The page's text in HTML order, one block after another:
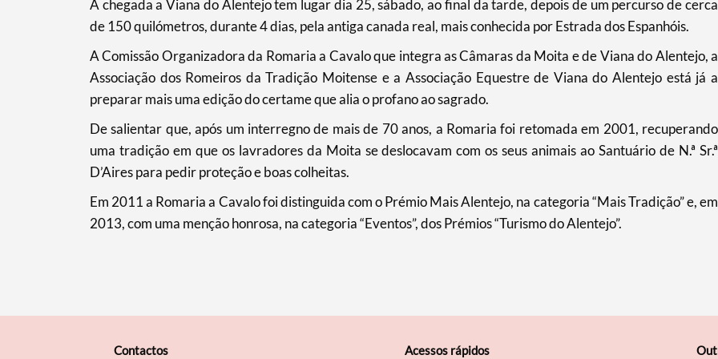
Filtros
​A chegada a Viana do Alentejo tem lugar dia 25, sábado, ao final da tarde, depois de um percurso de cerca
de 150 quilómetros, durante 4 dias, pela antiga canada real, mais conhecida por Estrada dos Espanhóis.
A Comissão Organizadora da Romaria a Cavalo que integra as Câmaras da Moita e de Viana do Alentejo, a
Associação dos Romeiros da Tradição Moitense e a Associação Equestre de Viana do Alentejo está já a
preparar mais uma edição do certame que alia o profano ao sagrado.
De salientar que, após um interregno de mais de 70 anos, a Romaria foi retomada em 2001, recuperando
uma tradição em que os lavradores da Moita se deslocavam com os seus animais ao Santuário de N.ª Sr.ª
D’Aires para pedir proteção e boas colheitas.
Em 2011 a Romaria a Cavalo foi distinguida com o Prémio Mais Alentejo, na categoria “Mais Tradição” e, em
2013, com uma menção honrosa, na categoria “Eventos”, dos Prémios “Turismo do Alentejo”.
Contactos Acessos rápidos